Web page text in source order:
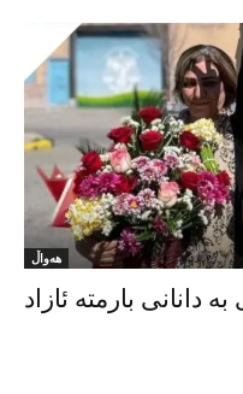
هەواڵ
دانانی بارمتە ئازاد